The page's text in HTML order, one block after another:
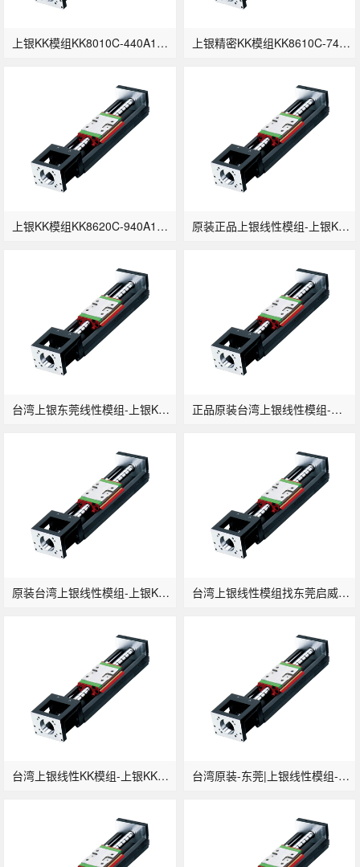
上银KK模组KK8010C-440A1-F0-微小型 上银精密KK模组KK8610C-740A1-F0
上银KK模组KK8620C-940A1-F0-高质量 原装正品上银线性模组-上银KK模组KK5002C-150A1-F0东莞现货
台湾上银东莞线性模组-上银KK模组KK5002C-250A1-F0 正品原装台湾上银线性模组-上银KK模组KK5002C-300A1-F0
原装台湾上银线性模组-上银KK模组KK6005C-150A1-F0上银东莞现货 台湾上银线性模组找东莞启威KK模组KK6005C-200A1-F0
台湾上银线性KK模组-上银KK模组KK6005C-300A1-F0 台湾原装-东莞|上银线性模组-上银KK模组KK6005C-400A1-F0